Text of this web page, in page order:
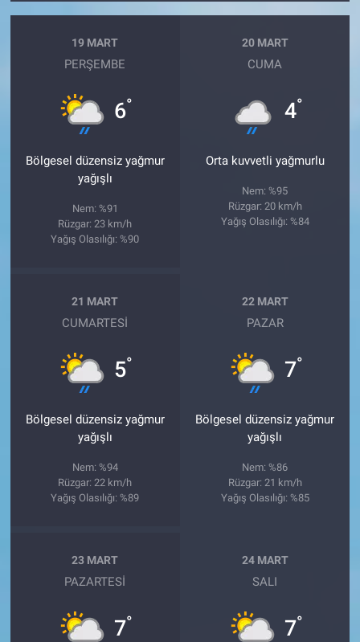
19 MART
PERŞEMBE
6°
Bölgesel düzensiz yağmur
yağışlı
Nem: %91
Rüzgar: 23 km/h
Yağış Olasılığı: %90
20 MART
CUMA
4°
Orta kuvvetli yağmurlu
Nem: %95
Rüzgar: 20 km/h
Yağış Olasılığı: %84
21 MART
CUMARTESI
5°
Bölgesel düzensiz yağmur
yağışlı
Nem: %94
Rüzgar: 22 km/h
Yağış Olasılığı: %89
22 MART
PAZAR
7°
Bölgesel düzensiz yağmur
yağışlı
Nem: %86
Rüzgar: 21 km/h
Yağış Olasılığı: %85
23 MART
PAZARTESI
7°
24 MART
SALI
7°